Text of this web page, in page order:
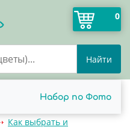
0
Найти
Набор по Фото
Как выбрать и